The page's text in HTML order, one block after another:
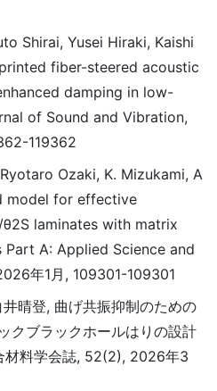
Shirai, Yusei Hiraki, Kaishi
fiber-steered acoustic
damping in low-
of Sound and Vibration,
119362
Ozaki, K. Mizukami, A
model for effective
laminates with matrix
A: Applied Science and
年1月, 109301-109301
晴登, 曲げ共振抑制のための
クブラックホールはりの設計
材料学会誌, 52(2), 2026年3